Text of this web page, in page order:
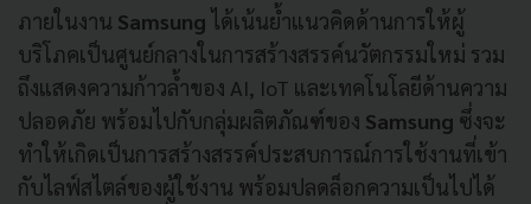
ภายในงาน Samsung ได้เน้นย้ำแนวคิดด้านการให้ผู้
บริโภคเป็นศูนย์กลางในการสร้างสรรค์นวัตกรรมใหม่ รวม
ถึงแสดงความก้าวล้ำของ AI, IoT และเทคโนโลยีด้านความ
ปลอดภัย พร้อมไปกับกลุ่มผลิตภัณฑ์ของ Samsung ซึ่งจะ
ทำให้เกิดเป็นการสร้างสรรค์ประสบการณ์การใช้งานที่เข้า
กับไลฟ์สไตล์ของผู้ใช้งาน พร้อมปลดล็อกความเป็นไปได้